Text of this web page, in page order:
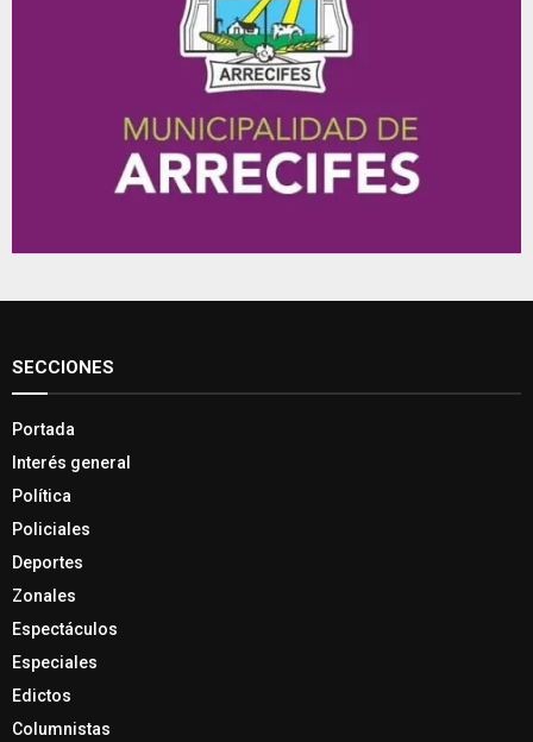
SECCIONES
Portada
Interés general
Política
Policiales
Deportes
Zonales
Espectáculos
Especiales
Edictos
Columnistas